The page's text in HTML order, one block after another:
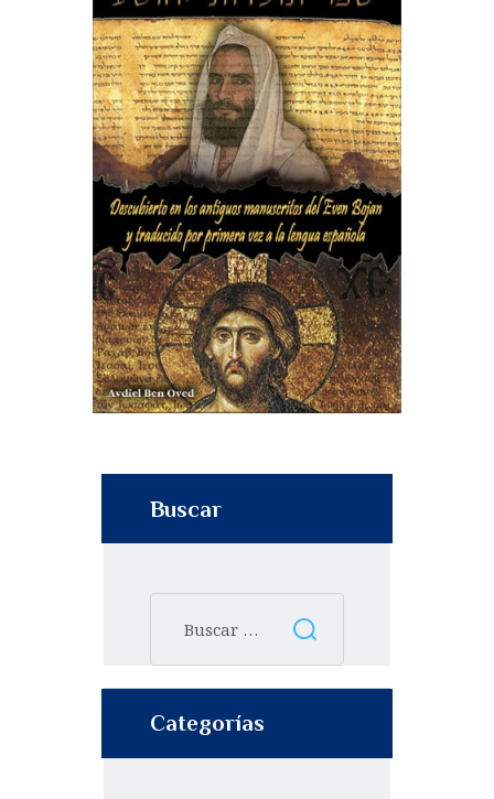
Buscar
Categorías